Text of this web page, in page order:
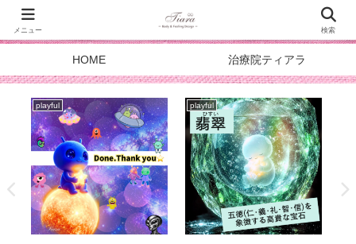
HOME 治療院ティアラ
playful playful
メニュー 検索